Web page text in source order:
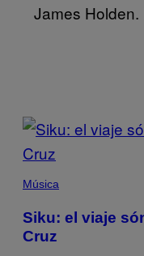
James Holden.
POSTS
BY
THIS
AUTHOR
Música
Siku: el viaje
Cruz